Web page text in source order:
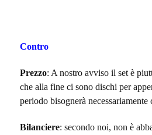
Contro
Prezzo: A nostro avviso il set è
che alla fine ci sono dischi per
periodo bisognerà necessariamente
Bilanciere: secondo noi, non è